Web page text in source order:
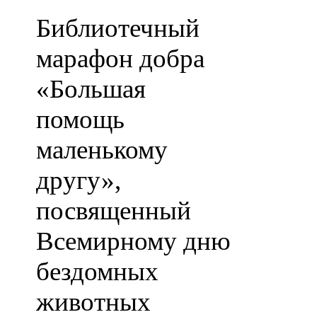
Библиотечный
марафон добра
«Большая
помощь
маленькому
другу»,
посвященный
Всемирному дню
бездомных
животных